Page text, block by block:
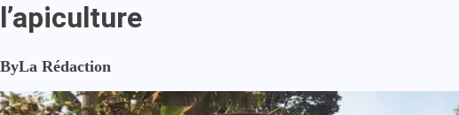
l’apiculture
ByLa Rédaction